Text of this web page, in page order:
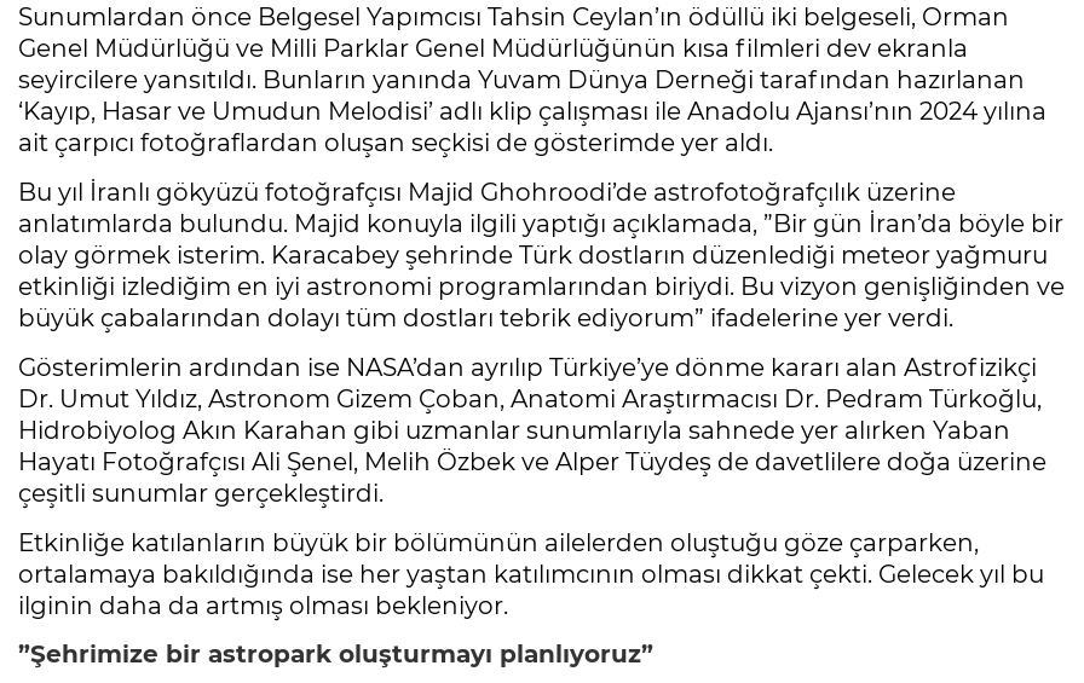
Sunumlardan önce Belgesel Yapımcısı Tahsin Ceylan’ın ödüllü iki belgeseli, Orman
Genel Müdürlüğü ve Milli Parklar Genel Müdürlüğünün kısa filmleri dev ekranla
seyircilere yansıtıldı. Bunların yanında Yuvam Dünya Derneği tarafından hazırlanan
‘Kayıp, Hasar ve Umudun Melodisi’ adlı klip çalışması ile Anadolu Ajansı’nın 2024 yılına
ait çarpıcı fotoğraflardan oluşan seçkisi de gösterimde yer aldı.
Bu yıl İranlı gökyüzü fotoğrafçısı Majid Ghohroodi’de astrofotoğrafçılık üzerine
anlatımlarda bulundu. Majid konuyla ilgili yaptığı açıklamada, ”Bir gün İran’da böyle bir
olay görmek isterim. Karacabey şehrinde Türk dostların düzenlediği meteor yağmuru
etkinliği izlediğim en iyi astronomi programlarından biriydi. Bu vizyon genişliğinden ve
büyük çabalarından dolayı tüm dostları tebrik ediyorum” ifadelerine yer verdi.
Gösterimlerin ardından ise NASA’dan ayrılıp Türkiye’ye dönme kararı alan Astrofizikçi
Dr. Umut Yıldız, Astronom Gizem Çoban, Anatomi Araştırmacısı Dr. Pedram Türkoğlu,
Hidrobiyolog Akın Karahan gibi uzmanlar sunumlarıyla sahnede yer alırken Yaban
Hayatı Fotoğrafçısı Ali Şenel, Melih Özbek ve Alper Tüydeş de davetlilere doğa üzerine
çeşitli sunumlar gerçekleştirdi.
Etkinliğe katılanların büyük bir bölümünün ailelerden oluştuğu göze çarparken,
ortalamaya bakıldığında ise her yaştan katılımcının olması dikkat çekti. Gelecek yıl bu
ilginin daha da artmış olması bekleniyor.
”Şehrimize bir astropark oluşturmayı planlıyoruz”